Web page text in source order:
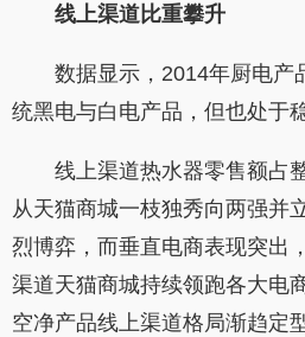
线上渠道比重攀升
数据显示，2014年厨电产品
统黑电与白电产品，但也处于
线上渠道热水器零售额占整
从天猫商城一枝独秀向两强并
烈博弈，而垂直电商表现突出
渠道天猫商城持续领跑各大电
空净产品线上渠道格局渐趋定